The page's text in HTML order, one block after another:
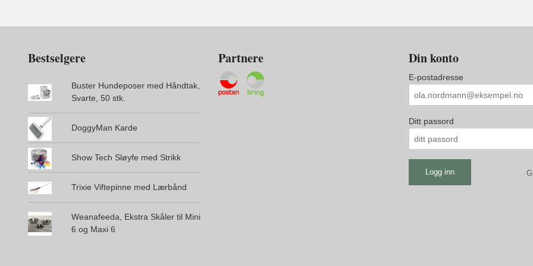
Bestselgere
Buster Hundeposer med Håndtak,
Svarte, 50 stk.
DoggyMan Karde
Show Tech Sløyfe med Strikk
Trixie Viftepinne med Lærbånd
Weanafeeda, Ekstra Skåler til Mini
6 og Maxi 6
Partnere Din konto
E-postadresse
Ditt passord